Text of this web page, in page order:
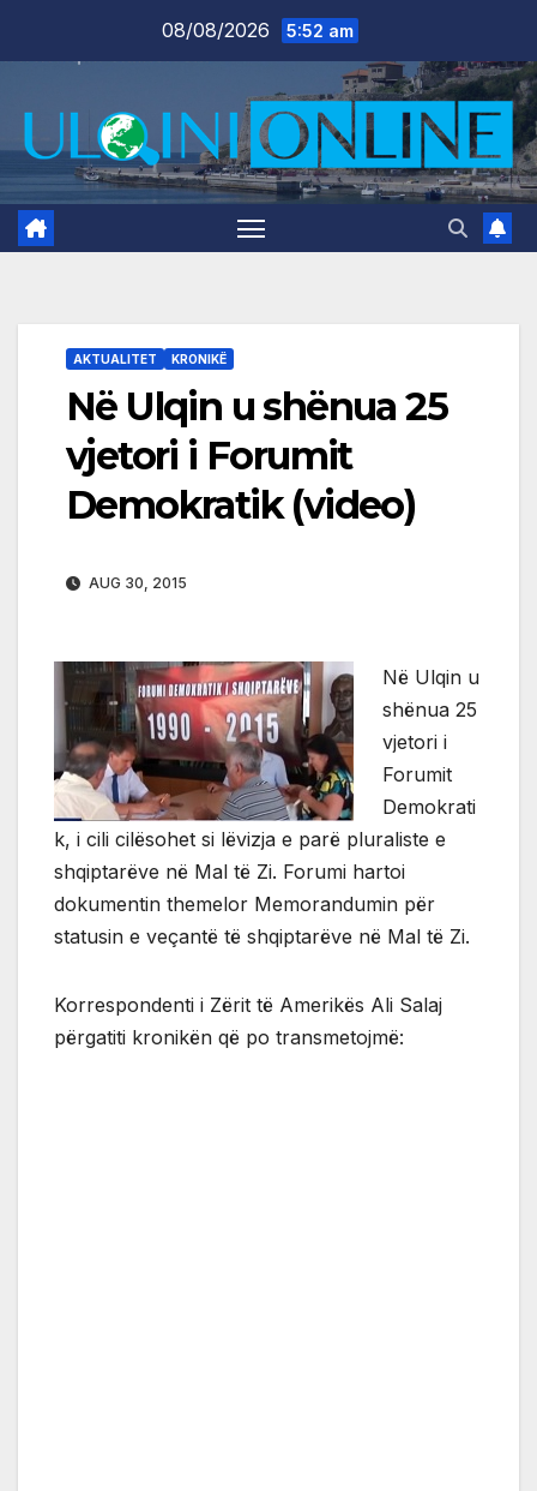
08/08/2026 5:52 am
AKTUALITET KRONIKË
Në Ulqin u shënua 25
vjetori i Forumit
Demokratik (video)
AUG 30, 2015
Në Ulqin u
shënua 25
vjetori i
Forumit
Demokrati
k, i cili cilësohet si lëvizja e parë pluraliste e
shqiptarëve në Mal të Zi. Forumi hartoi
dokumentin themelor Memorandumin për
statusin e veçantë të shqiptarëve në Mal të Zi.
Korrespondenti i Zërit të Amerikës Ali Salaj
përgatiti kronikën që po transmetojmë: